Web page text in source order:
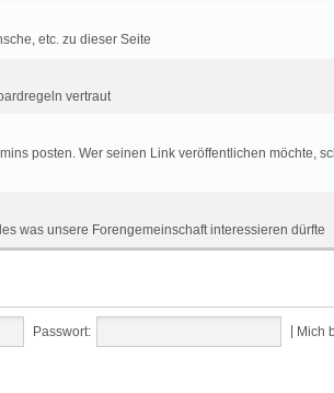
etc. zu dieser Seite
vertraut
posten. Wer seinen Link veröffentlichen möchte,
was unsere Forengemeinschaft interessieren dürfte
Passwort: Mich